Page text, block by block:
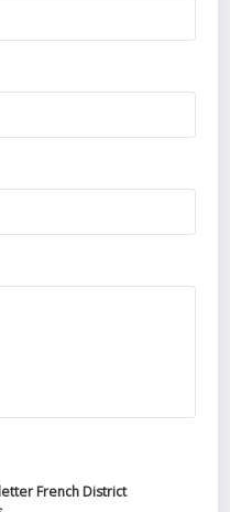
French District